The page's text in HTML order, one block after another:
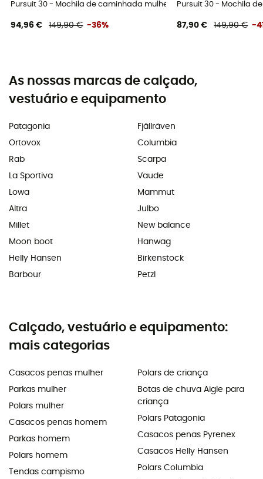
Pursuit 30 - Mochila de caminhada mulher
94,96 € 149,90 € -36%
Pursuit 30 - Mochila
87,90 € 149,90 € -
As nossas marcas de calçado,
vestuário e equipamento
Patagonia
Ortovox
Rab
La Sportiva
Lowa
Altra
Millet
Moon boot
Helly Hansen
Barbour
Fjällräven
Columbia
Scarpa
Vaude
Mammut
Julbo
New balance
Hanwag
Birkenstock
Petzl
Calçado, vestuário e equipamento:
mais categorias
Casacos penas mulher
Parkas mulher
Polars mulher
Casacos penas homem
Parkas homem
Polars homem
Tendas campismo
Polars de criança
Botas de chuva Aigle para
criança
Polars Patagonia
Casacos penas Pyrenex
Casacos Helly Hansen
Polars Columbia